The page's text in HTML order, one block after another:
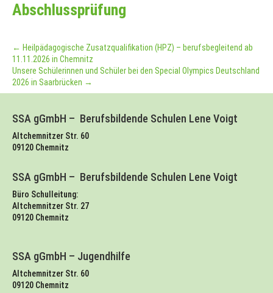
Abschlussprüfung
← Heilpädagogische Zusatzqualifikation (HPZ) – berufsbegleitend ab
11.11.2026 in Chemnitz
Unsere Schülerinnen und Schüler bei den Special Olympics Deutschland
2026 in Saarbrücken →
SSA gGmbH – Berufsbildende Schulen Lene Voigt
Altchemnitzer Str. 60
09120 Chemnitz
SSA gGmbH – Berufsbildende Schulen Lene Voigt
Büro Schulleitung:
Altchemnitzer Str. 27
09120 Chemnitz
SSA gGmbH – Jugendhilfe
Altchemnitzer Str. 60
09120 Chemnitz